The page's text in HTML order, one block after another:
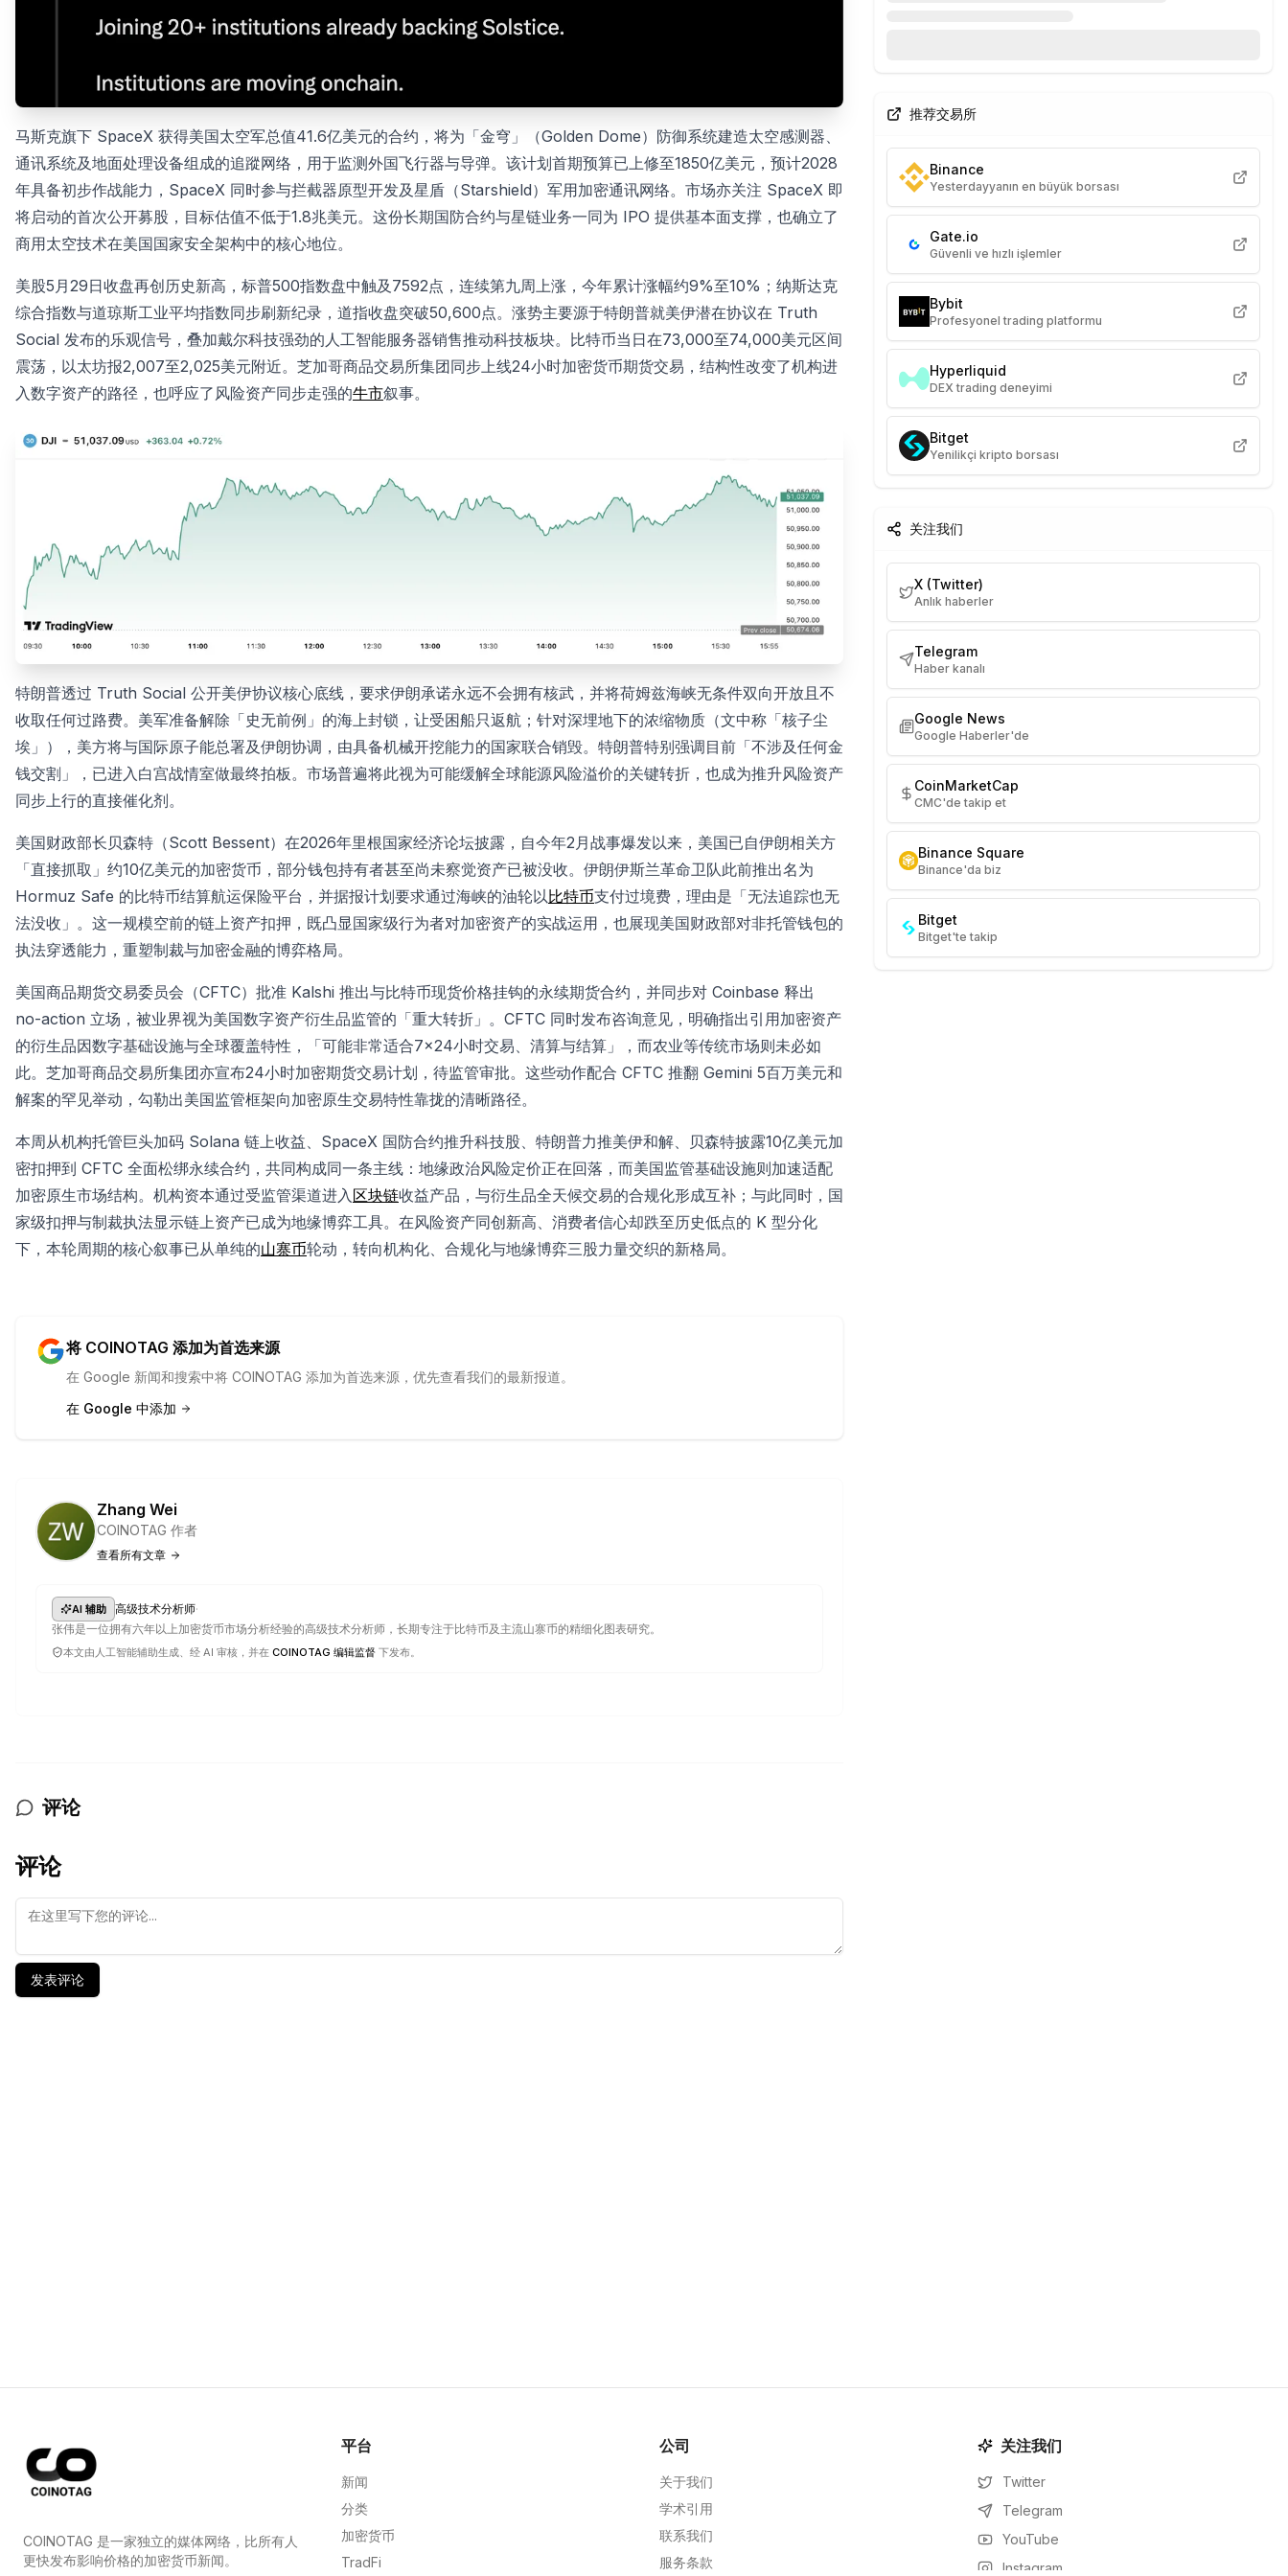
马斯克旗下 SpaceX 获得美国太空军总值41.6亿美元的合约，将为「金穹」（Golden Dome）防御系统建造太空感测器、
通讯系统及地面处理设备组成的追蹤网络，用于监测外国飞行器与导弹。该计划首期预算已上修至1850亿美元，预计2028
年具备初步作战能力，SpaceX 同时参与拦截器原型开发及星盾（Starshield）军用加密通讯网络。市场亦关注 SpaceX 即
将启动的首次公开募股，目标估值不低于1.8兆美元。这份长期国防合约与星链业务一同为 IPO 提供基本面支撑，也确立了
商用太空技术在美国国家安全架构中的核心地位。
美股5月29日收盘再创历史新高，标普500指数盘中触及7592点，连续第九周上涨，今年累计涨幅约9%至10%；纳斯达克
综合指数与道琼斯工业平均指数同步刷新纪录，道指收盘突破50,600点。涨势主要源于特朗普就美伊潜在协议在 Truth
Social 发布的乐观信号，叠加戴尔科技强劲的人工智能服务器销售推动科技板块。比特币当日在73,000至74,000美元区间
震荡，以太坊报2,007至2,025美元附近。芝加哥商品交易所集团同步上线24小时加密货币期货交易，结构性改变了机构进
入数字资产的路径，也呼应了风险资产同步走强的牛市叙事。
特朗普透过 Truth Social 公开美伊协议核心底线，要求伊朗承诺永远不会拥有核武，并将荷姆兹海峡无条件双向开放且不
收取任何过路费。美军准备解除「史无前例」的海上封锁，让受困船只返航；针对深埋地下的浓缩物质（文中称「核子尘
埃」），美方将与国际原子能总署及伊朗协调，由具备机械开挖能力的国家联合销毁。特朗普特别强调目前「不涉及任何金
钱交割」，已进入白宫战情室做最终拍板。市场普遍将此视为可能缓解全球能源风险溢价的关键转折，也成为推升风险资产
同步上行的直接催化剂。
美国财政部长贝森特（Scott Bessent）在2026年里根国家经济论坛披露，自今年2月战事爆发以来，美国已自伊朗相关方
「直接抓取」约10亿美元的加密货币，部分钱包持有者甚至尚未察觉资产已被没收。伊朗伊斯兰革命卫队此前推出名为
Hormuz Safe 的比特币结算航运保险平台，并据报计划要求通过海峡的油轮以比特币支付过境费，理由是「无法追踪也无
法没收」。这一规模空前的链上资产扣押，既凸显国家级行为者对加密资产的实战运用，也展现美国财政部对非托管钱包的
执法穿透能力，重塑制裁与加密金融的博弈格局。
美国商品期货交易委员会（CFTC）批准 Kalshi 推出与比特币现货价格挂钩的永续期货合约，并同步对 Coinbase 释出
no-action 立场，被业界视为美国数字资产衍生品监管的「重大转折」。CFTC 同时发布咨询意见，明确指出引用加密资产
的衍生品因数字基础设施与全球覆盖特性，「可能非常适合7×24小时交易、清算与结算」，而农业等传统市场则未必如
此。芝加哥商品交易所集团亦宣布24小时加密期货交易计划，待监管审批。这些动作配合 CFTC 推翻 Gemini 5百万美元和
解案的罕见举动，勾勒出美国监管框架向加密原生交易特性靠拢的清晰路径。
本周从机构托管巨头加码 Solana 链上收益、SpaceX 国防合约推升科技股、特朗普力推美伊和解、贝森特披露10亿美元加
密扣押到 CFTC 全面松绑永续合约，共同构成同一条主线：地缘政治风险定价正在回落，而美国监管基础设施则加速适配
加密原生市场结构。机构资本通过受监管渠道进入 区块链收益产品，与衍生品全天候交易的合规化形成互补；与此同时，国
家级扣押与制裁执法显示链上资产已成为地缘博弈工具。在风险资产同创新高、消费者信心却跌至历史低点的 K 型分化
下，本轮周期的核心叙事已从单纯的山寨币轮动，转向机构化、合规化与地缘博弈三股力量交织的新格局。
将 COINOTAG 添加为首选来源
在 Google 新闻和搜索中将 COINOTAG 添加为首选来源，优先查看我们的最新报道。
在 Google 中添加
Zhang Wei
COINOTAG 作者
查看所有文章
AI 辅助 高级技术分析师·
张伟是一位拥有六年以上加密货币市场分析经验的高级技术分析师，长期专注于比特币及主流山寨币的精细化图表研究。
本文由人工智能辅助生成、经 AI 审核，并在 COINOTAG 编辑监督 下发布。
评论
评论
发表评论
推荐交易所
Binance
Yesterdayyanın en büyük borsası
Gate.io
Güvenli ve hızlı işlemler
Bybit
Profesyonel trading platformu
Hyperliquid
DEX trading deneyimi
Bitget
Yenilikçi kripto borsası
关注我们
X (Twitter)
Anlık haberler
Telegram
Haber kanalı
Google News
Google Haberler'de
CoinMarketCap
CMC'de takip et
Binance Square
Binance'da biz
Bitget
Bitget'te takip
COINOTAG 是一家独立的媒体网络，比所有人
更快发布影响价格的加密货币新闻。
平台
新闻
分类
加密货币
TradFi
公司
关于我们
学术引用
联系我们
服务条款
关注我们
Twitter
Telegram
YouTube
Instagram